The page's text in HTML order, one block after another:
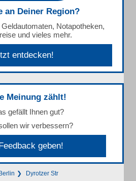
an Deiner Region?
Notapotheken,
und vieles mehr.
entdecken!
Meinung zählt!
gefällt Ihnen gut?
wir verbessern?
geben!
Berlin Dyrotzer Str